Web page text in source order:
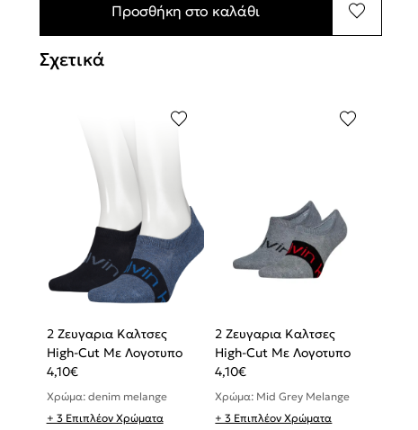
Προσθήκη στο καλάθι
Σχετικά
2 Ζευγαρια Καλτσες
High-Cut Με Λογοτυπο
4,10€
Χρώμα: denim melange
+ 3 Επιπλέον Χρώματα
2 Ζευγαρια Καλτσες
High-Cut Με Λογοτυπο
4,10€
Χρώμα: Mid Grey Melange
+ 3 Επιπλέον Χρώματα